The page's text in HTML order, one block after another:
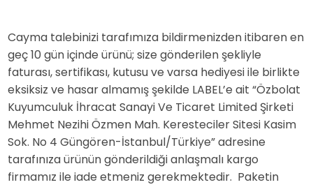
Cayma talebinizi tarafımıza bildirmenizden itibaren en
geç 10 gün içinde ürünü; size gönderilen şekliyle
faturası, sertifikası, kutusu ve varsa hediyesi ile birlikte
eksiksiz ve hasar almamış şekilde LABEL’e ait “Özbolat
Kuyumculuk İhracat Sanayi Ve Ticaret Limited Şirketi
Mehmet Nezihi Özmen Mah. Keresteciler Sitesi Kasim
Sok. No 4 Güngören-İstanbul/Türkiye” adresine
tarafınıza ürünün gönderildiği anlaşmalı kargo
firmamız ile iade etmeniz gerekmektedir. Paketin